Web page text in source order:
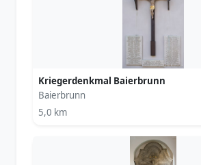
Kriegerdenkmal Baierbrunn
Baierbrunn
5,0 km